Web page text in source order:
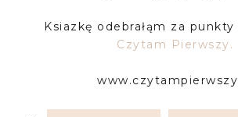
Ksiazkę odebrałąm za
Czytam Pierwszy.